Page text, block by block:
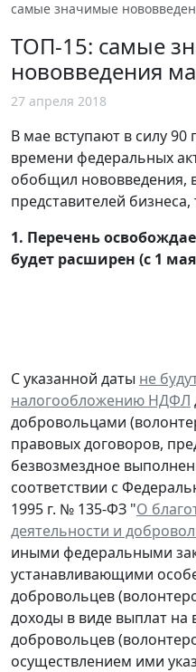
самые значимые
ТОП-15: самые
нововведения
27 апреля 2018
В мае вступают в силу
времени федеральных
обобщил нововведения,
представителей бизнеса,
1. Перечень
будет расширен (с 1
С указанной даты не
налогообложению НДФЛ
добровольцами
правовых договоров,
безвозмездное
соответствии с
1995 г. № 135-ФЗ "О
деятельности и
иными федеральными
устанавливающими
добровольцев
доходы в виде выплат
добровольцев
осуществлением ими